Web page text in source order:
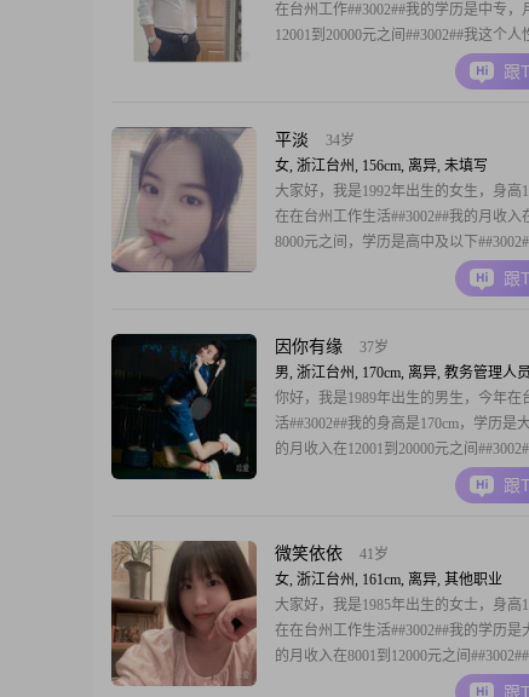
在台州工作##3002##我的学历是中专，
12001到20000元之间##3002##我这个
重可靠，平时做事也挺有责任感的
都说我挺幽默风趣的，性格乐观积极，
和易相处
跟
平淡
34岁
女, 浙江台州, 156cm, 离异, 未填写
大家好，我是1992年出生的女生，身高
在在台州工作生活##3002##我的月收入
8000元之间，学历是高中及以下
我是一个开朗爱笑的人，平时也挺细腻
待感情和生活都比较真诚可靠##3002##
有空的时候
跟
因你有缘
37岁
男, 浙江台州, 170cm, 离异, 教务管理人员
你好，我是1989年出生的男生，今年在
活##3002##我的身高是170cm，学历是
的月收入在12001到20000元之间
较注重生活状态，是跑步爱好者，也喜
步，同时也在坚持健身增肌，还是羽毛
##3002##在性
跟
微笑依依
41岁
女, 浙江台州, 161cm, 离异, 其他职业
大家好，我是1985年出生的女士，身高
在在台州工作生活##3002##我的学历是
的月收入在8001到12000元之间
性格，平时比较安静内敛，平时话不算
跟